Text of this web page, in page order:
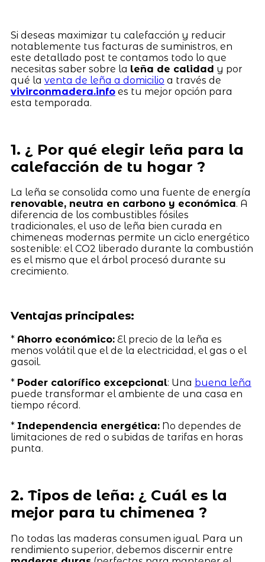
Si deseas maximizar tu calefacción y reducir
notablemente tus facturas de suministros, en
este detallado post te contamos todo lo que
necesitas saber sobre la leña de calidad y por
qué la venta de leña a domicilio a través de
vivirconmadera.infoes tu mejor opción para
esta temporada.
1. ¿ Por qué elegir leña para la
calefacción de tu hogar ?
La leña se consolida como una fuente de energía
renovable, neutra en carbono y económica. A
diferencia de los combustibles fósiles
tradicionales, el uso de leña bien curada en
chimeneas modernas permite un ciclo energético
sostenible: el CO2 liberado durante la combustión
es el mismo que el árbol procesó durante su
crecimiento.
Ventajas principales:
* Ahorro económico:El precio de la leña es
menos volátil que el de la electricidad, el gas o el
gasoil.
* Poder calorífico excepcional: Una buena leña
puede transformar el ambiente de una casa en
tiempo récord.
* Independencia energética:No dependes de
limitaciones de red o subidas de tarifas en horas
punta.
2. Tipos de leña: ¿ Cuál es la
mejor para tu chimenea ?
No todas las maderas consumen igual. Para un
rendimiento superior, debemos discernir entre